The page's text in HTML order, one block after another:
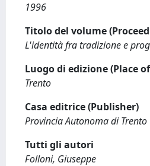
1996
Titolo del volume
L'identità fra tradizione e
Luogo di edizione (Place
Trento
Casa editrice (Publisher)
Provincia Autonoma di Trento
Tutti gli autori
Folloni, Giuseppe